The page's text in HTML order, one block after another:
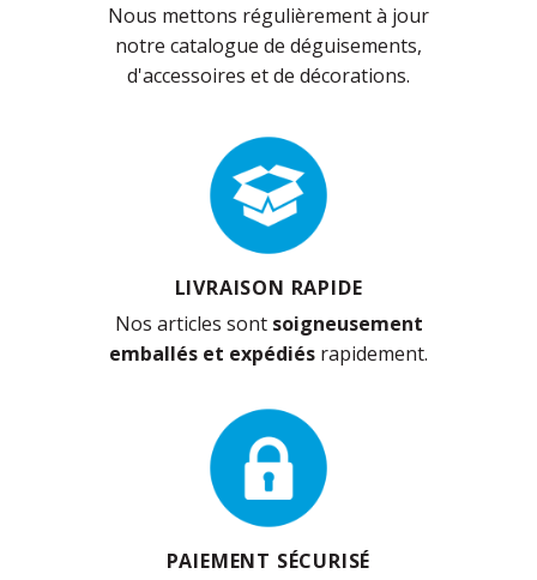
Nous mettons régulièrement à jour
notre catalogue de déguisements,
d'accessoires et de décorations.
LIVRAISON RAPIDE
Nos articles sont soigneusement
emballés et expédiés rapidement.
PAIEMENT SÉCURISÉ